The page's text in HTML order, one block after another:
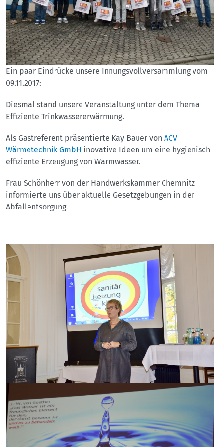
Ein paar Eindrücke unsere Innungsvollversammlung vom
09.11.2017:
Diesmal stand unsere Veranstaltung unter dem Thema
Effiziente Trinkwassererwärmung.
Als Gastreferent präsentierte Kay Bauer von ACV
Wärmetechnik GmbH inovative Ideen um eine hygienisch
effiziente Erzeugung von Warmwasser.
Frau Schönherr von der Handwerkskammer Chemnitz
informierte uns über aktuelle Gesetzgebungen in der
Abfallentsorgung.